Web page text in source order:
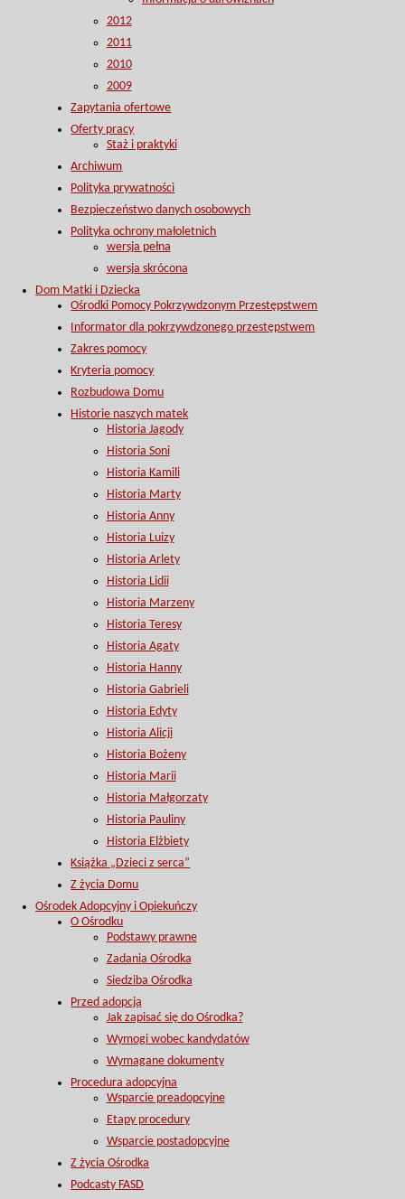
2012
2011
2010
2009
Zapytania ofertowe
Oferty pracy
Staż i praktyki
Archiwum
Polityka prywatności
Bezpieczeństwo danych osobowych
Polityka ochrony małoletnich
wersja pełna
wersja skrócona
Dom Matki i Dziecka
Ośrodki Pomocy Pokrzywdzonym Przestępstwem
Informator dla pokrzywdzonego przestępstwem
Zakres pomocy
Kryteria pomocy
Rozbudowa Domu
Historie naszych matek
Historia Jagody
Historia Soni
Historia Kamili
Historia Marty
Historia Anny
Historia Luizy
Historia Arlety
Historia Lidii
Historia Marzeny
Historia Teresy
Historia Agaty
Historia Hanny
Historia Gabrieli
Historia Edyty
Historia Alicji
Historia Bożeny
Historia Marii
Historia Małgorzaty
Historia Pauliny
Historia Elżbiety
Książka „Dzieci z serca”
Z życia Domu
Ośrodek Adopcyjny i Opiekuńczy
O Ośrodku
Podstawy prawne
Zadania Ośrodka
Siedziba Ośrodka
Przed adopcją
Jak zapisać się do Ośrodka?
Wymogi wobec kandydatów
Wymagane dokumenty
Procedura adopcyjna
Wsparcie preadopcyjne
Etapy procedury
Wsparcie postadopcyjne
Z życia Ośrodka
Podcasty FASD